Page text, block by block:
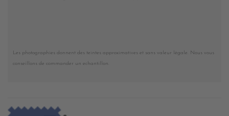
Les photographies donnent des teintes approximatives et sans valeur légale. Nous vous
conseillons de commander un echantillon.